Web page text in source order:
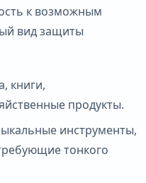
к возможным
вид защиты
книги,
продукты.
инструменты,
тонкого